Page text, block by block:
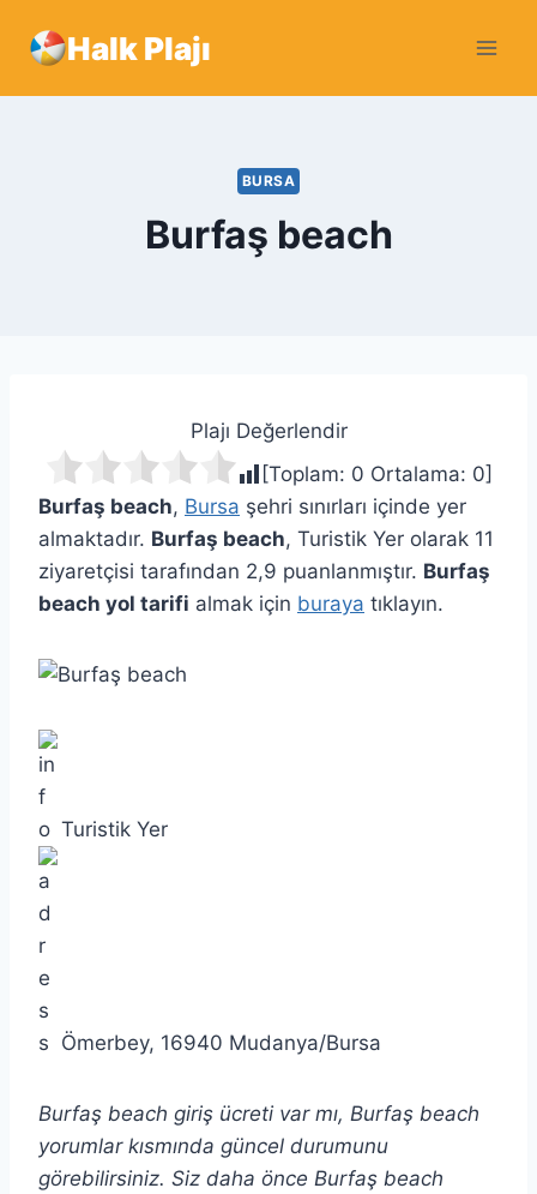
Halk Plajı
BURSA
Burfaş beach
Plajı Değerlendir
[Toplam: 0 Ortalama: 0]
Burfaş beach, Bursa şehri sınırları içinde yer
almaktadır. Burfaş beach, Turistik Yer olarak 11
ziyaretçisi tarafından 2,9 puanlanmıştır. Burfaş
beach yol tarifi almak için buraya tıklayın.
Turistik Yer
Ömerbey, 16940 Mudanya/Bursa
Burfaş beach giriş ücreti var mı, Burfaş beach
yorumlar kısmında güncel durumunu
görebilirsiniz. Siz daha önce Burfaş beach